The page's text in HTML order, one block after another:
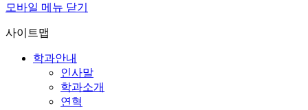
모바일 메뉴 닫기
사이트맵
학과안내
인사말
학과소개
연혁